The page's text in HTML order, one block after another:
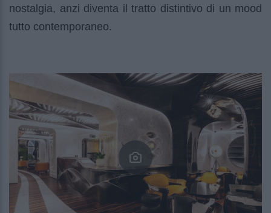
nostalgia, anzi diventa il tratto distintivo di un mood
tutto contemporaneo.